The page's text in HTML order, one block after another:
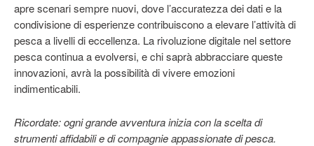
apre scenari sempre nuovi, dove l’accuratezza dei dati e la
condivisione di esperienze contribuiscono a elevare l’attività di
pesca a livelli di eccellenza. La rivoluzione digitale nel settore
pesca continua a evolversi, e chi saprà abbracciare queste
innovazioni, avrà la possibilità di vivere emozioni
indimenticabili.
Ricordate: ogni grande avventura inizia con la scelta di
strumenti affidabili e di compagnie appassionate di pesca.